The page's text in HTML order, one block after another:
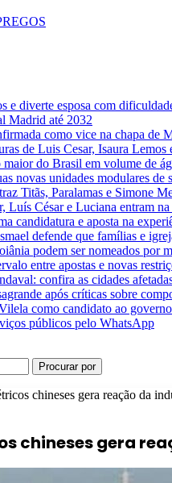
e diverte esposa com
Madrid até 2032
como vice na chapa de
de Luis Cesar, Isaura Lemos
maior do Brasil em volume de
novas unidades modulares de
Titãs, Paralamas e Simone
César e Luciana entram
candidatura e aposta na
defende que famílias e
podem ser nomeados por
entre apostas e novas
confira as cidades
após críticas sobre
como candidato ao
públicos pelo WhatsApp
Procurar por
chineses gera reação da
chineses gera